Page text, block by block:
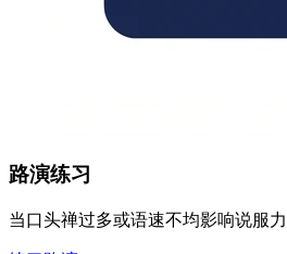
路演练习
当口头禅过多或语速不均影响说服